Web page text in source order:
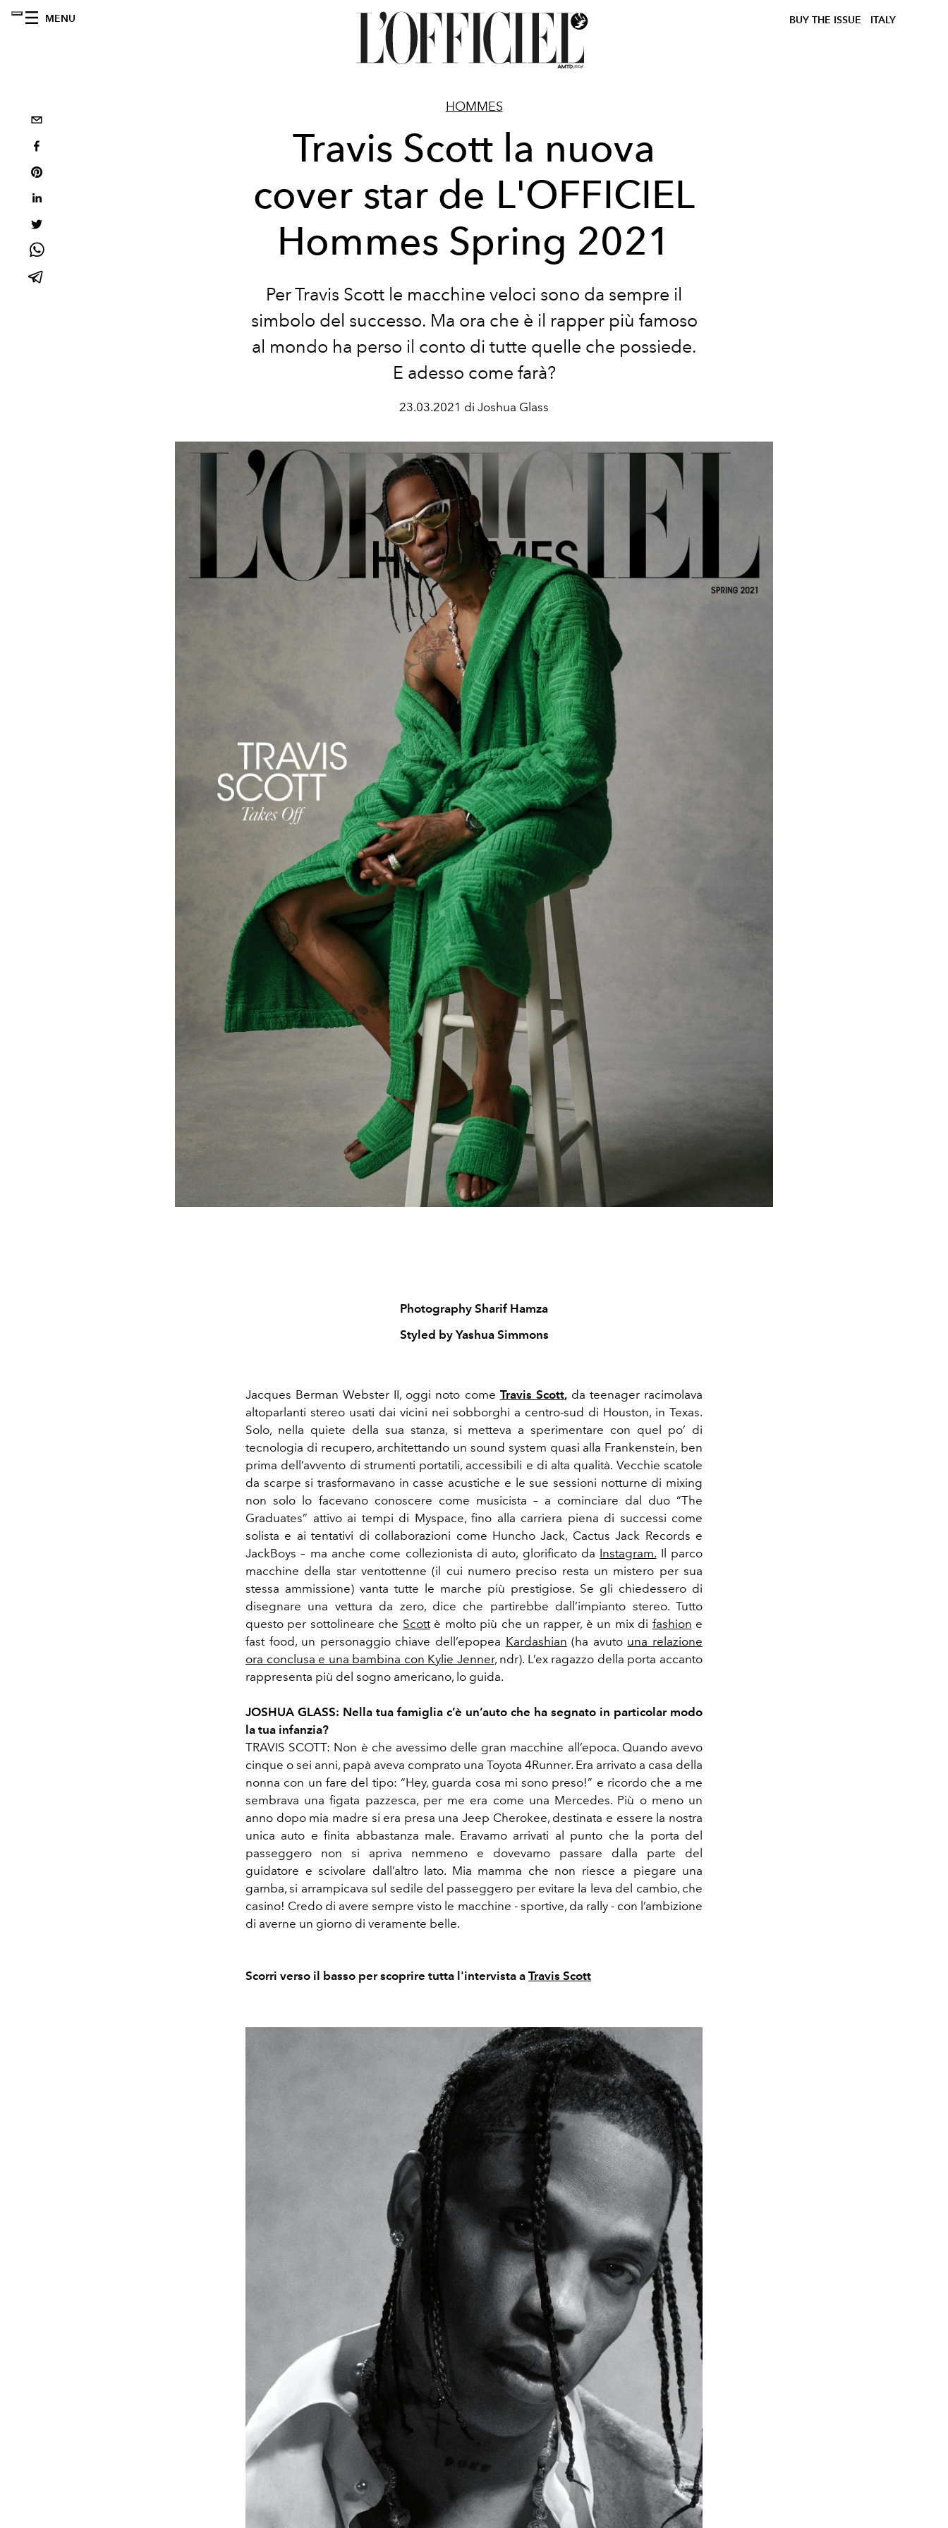
MENU BUY THE ISSUE ITALY
HOMMES
Travis Scott la nuova
cover star de L'OFFICIEL
Hommes Spring 2021
Per Travis Scott le macchine veloci sono da sempre il
simbolo del successo. Ma ora che è il rapper più famoso
al mondo ha perso il conto di tutte quelle che possiede.
E adesso come farà?
23.03.2021 di Joshua Glass
Photography Sharif Hamza
Styled by Yashua Simmons
Jacques Berman Webster II, oggi noto come Travis Scott,da teenager racimolava
altoparlanti stereo usati dai vicini nei sobborghi a centro-sud di Houston, in Texas.
Solo, nella quiete della sua stanza, si metteva a sperimentare con quel po’ di
tecnologia di recupero, architettando un sound system quasi alla Frankenstein, ben
prima dell’avvento di strumenti portatili, accessibili e di alta qualità. Vecchie scatole
da scarpe si trasformavano in casse acustiche e le sue sessioni notturne di mixing
non solo lo facevano conoscere come musicista – a cominciare dal duo “The
Graduates” attivo ai tempi di Myspace, fino alla carriera piena di successi come
solista e ai tentativi di collaborazioni come Huncho Jack, Cactus Jack Records e
JackBoys – ma anche come collezionista di auto, glorificato da Instagram. Il parco
macchine della star ventottenne (il cui numero preciso resta un mistero per sua
stessa ammissione) vanta tutte le marche più prestigiose. Se gli chiedessero di
disegnare una vettura da zero, dice che partirebbe dall’impianto stereo. Tutto
questo per sottolineare che Scottè molto più che un rapper, è un mix di fashion e
fast food, un personaggio chiave dell’epopea Kardashian (ha avuto una relazione
ora conclusa e una bambina con Kylie Jenner, ndr). L’ex ragazzo della porta accanto
rappresenta più del sogno americano, lo guida.
JOSHUA GLASS: Nella tua famiglia c’è un’auto che ha segnato in particolar modo
la tua infanzia?
TRAVIS SCOTT: Non è che avessimo delle gran macchine all’epoca. Quando avevo
cinque o sei anni, papà aveva comprato una Toyota 4Runner. Era arrivato a casa della
nonna con un fare del tipo: “Hey, guarda cosa mi sono preso!” e ricordo che a me
sembrava una figata pazzesca, per me era come una Mercedes. Più o meno un
anno dopo mia madre si era presa una Jeep Cherokee, destinata e essere la nostra
unica auto e finita abbastanza male. Eravamo arrivati al punto che la porta del
passeggero non si apriva nemmeno e dovevamo passare dalla parte del
guidatore e scivolare dall’altro lato. Mia mamma che non riesce a piegare una
gamba, si arrampicava sul sedile del passeggero per evitare la leva del cambio, che
casino! Credo di avere sempre visto le macchine - sportive, da rally - con l’ambizione
di averne un giorno di veramente belle.
Scorri verso il basso per scoprire tutta l'intervista a Travis Scott